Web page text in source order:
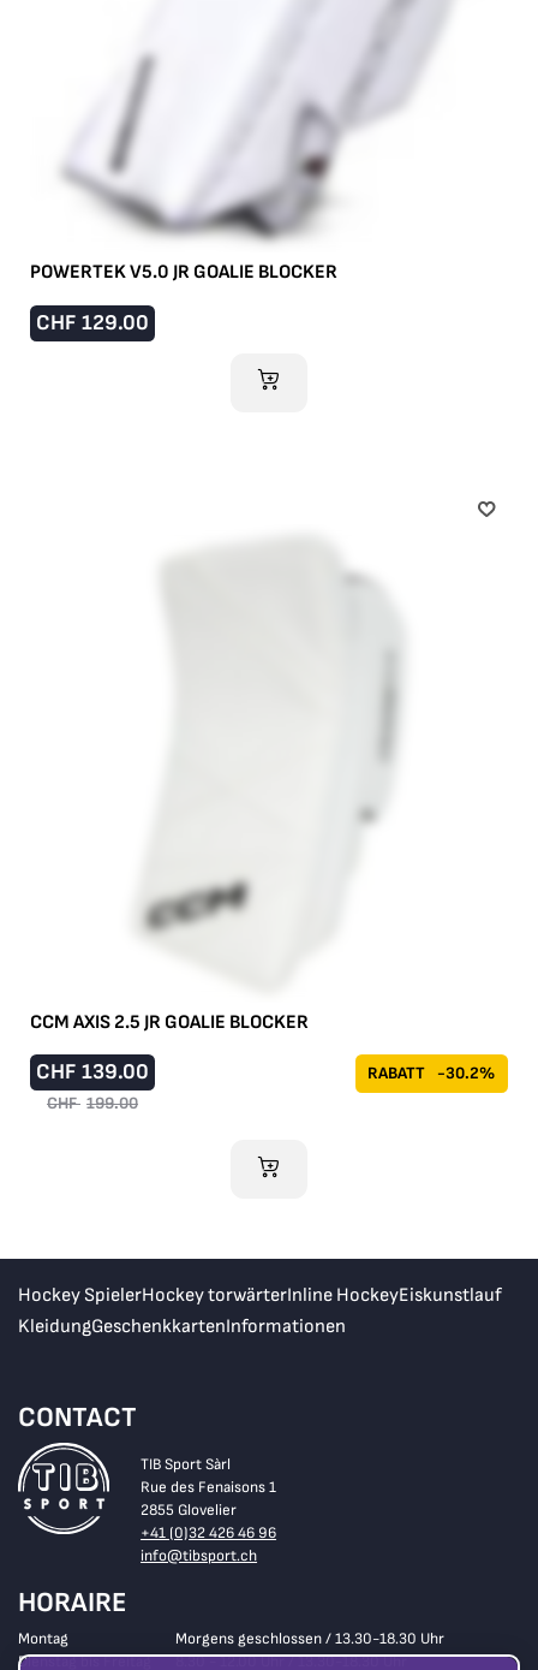
POWERTEK V5.0 JR GOALIE BLOCKER
CHF 129.00
IM WARENKORB
CCM AXIS 2.5 JR GOALIE BLOCKER
RABATT -30.2%
CHF 139.00
CHF 199.00
IM WARENKORB
Hockey SpielerHockey torwärterInline HockeyEiskunstlauf
KleidungGeschenkkartenInformationen
CONTACT
TIB Sport Sàrl
Rue des Fenaisons 1
2855 Glovelier
+41 (0)32 426 46 96
info@tibsport.ch
HORAIRE
Montag
Morgens geschlossen / 13.30-18.30 Uhr
Dienstag bis Freitag
8.30 - 12.00 Uhr / 13.30-18.30 Uhr